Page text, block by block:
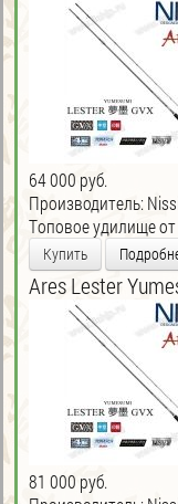
64 000 руб.
Производитель:
Tоповое удилище
Купить
Ares Lester
81 000 руб.